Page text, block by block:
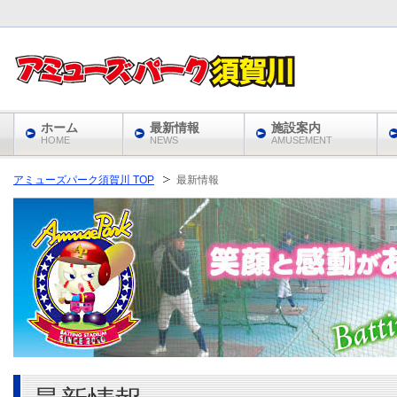
アミューズパーク須賀川 TOP 最新情報
ホーム
HOME
最新情報
NEWS
施設案内
AMUSEMENT